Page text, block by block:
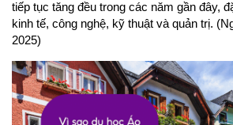
tiếp tục tăng đều trong các năm gần đây,
kinh tế, công nghệ, kỹ thuật và quản trị.
2025)